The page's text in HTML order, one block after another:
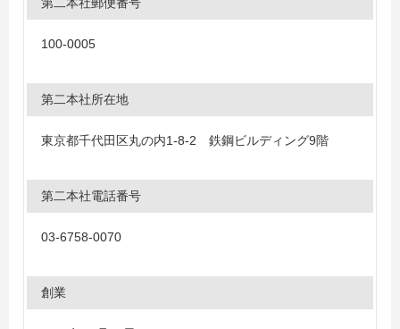
100-0005
第二本社所在地
東京都千代田区丸の内1-8-2 鉄鋼ビルディング9階
第二本社電話番号
03-6758-0070
創業